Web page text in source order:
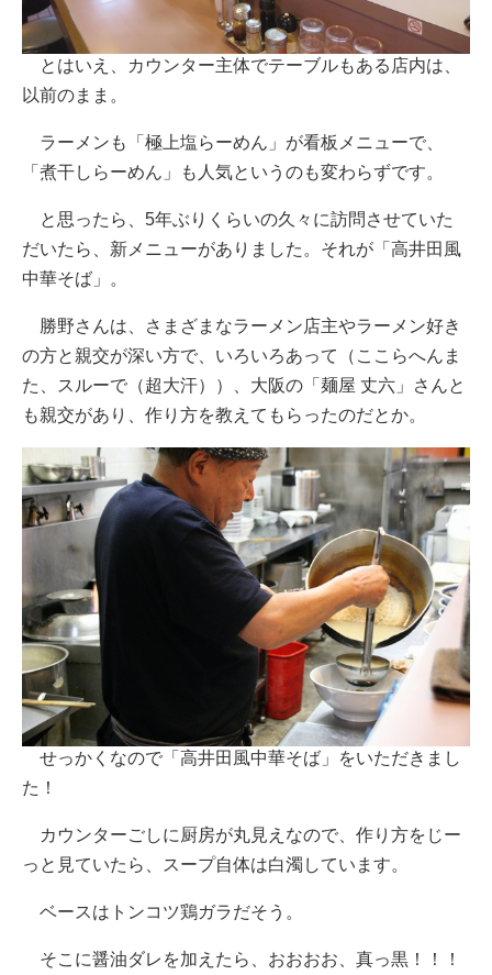
とはいえ、カウンター主体でテーブルもある店内は、
以前のまま。
ラーメンも「極上塩らーめん」が看板メニューで、
「煮干しらーめん」も人気というのも変わらずです。
と思ったら、5年ぶりくらいの久々に訪問させていた
だいたら、新メニューがありました。それが「高井田風
中華そば」。
勝野さんは、さまざまなラーメン店主やラーメン好き
の方と親交が深い方で、いろいろあって（ここらへんま
た、スルーで（超大汗））、大阪の「麺屋 丈六」さんと
も親交があり、作り方を教えてもらったのだとか。
せっかくなので「高井田風中華そば」をいただきまし
た！
カウンターごしに厨房が丸見えなので、作り方をじー
っと見ていたら、スープ自体は白濁しています。
ベースはトンコツ鶏ガラだそう。
そこに醤油ダレを加えたら、おおおお、真っ黒！！！